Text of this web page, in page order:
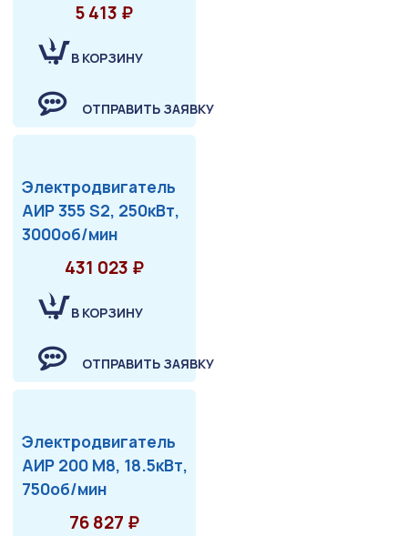
5 413 ₽
В КОРЗИНУ
ОТПРАВИТЬ ЗАЯВКУ
Электродвигатель
АИР 355 S2, 250кВт,
3000об/мин
431 023 ₽
В КОРЗИНУ
ОТПРАВИТЬ ЗАЯВКУ
Электродвигатель
АИР 200 М8, 18.5кВт,
750об/мин
76 827 ₽